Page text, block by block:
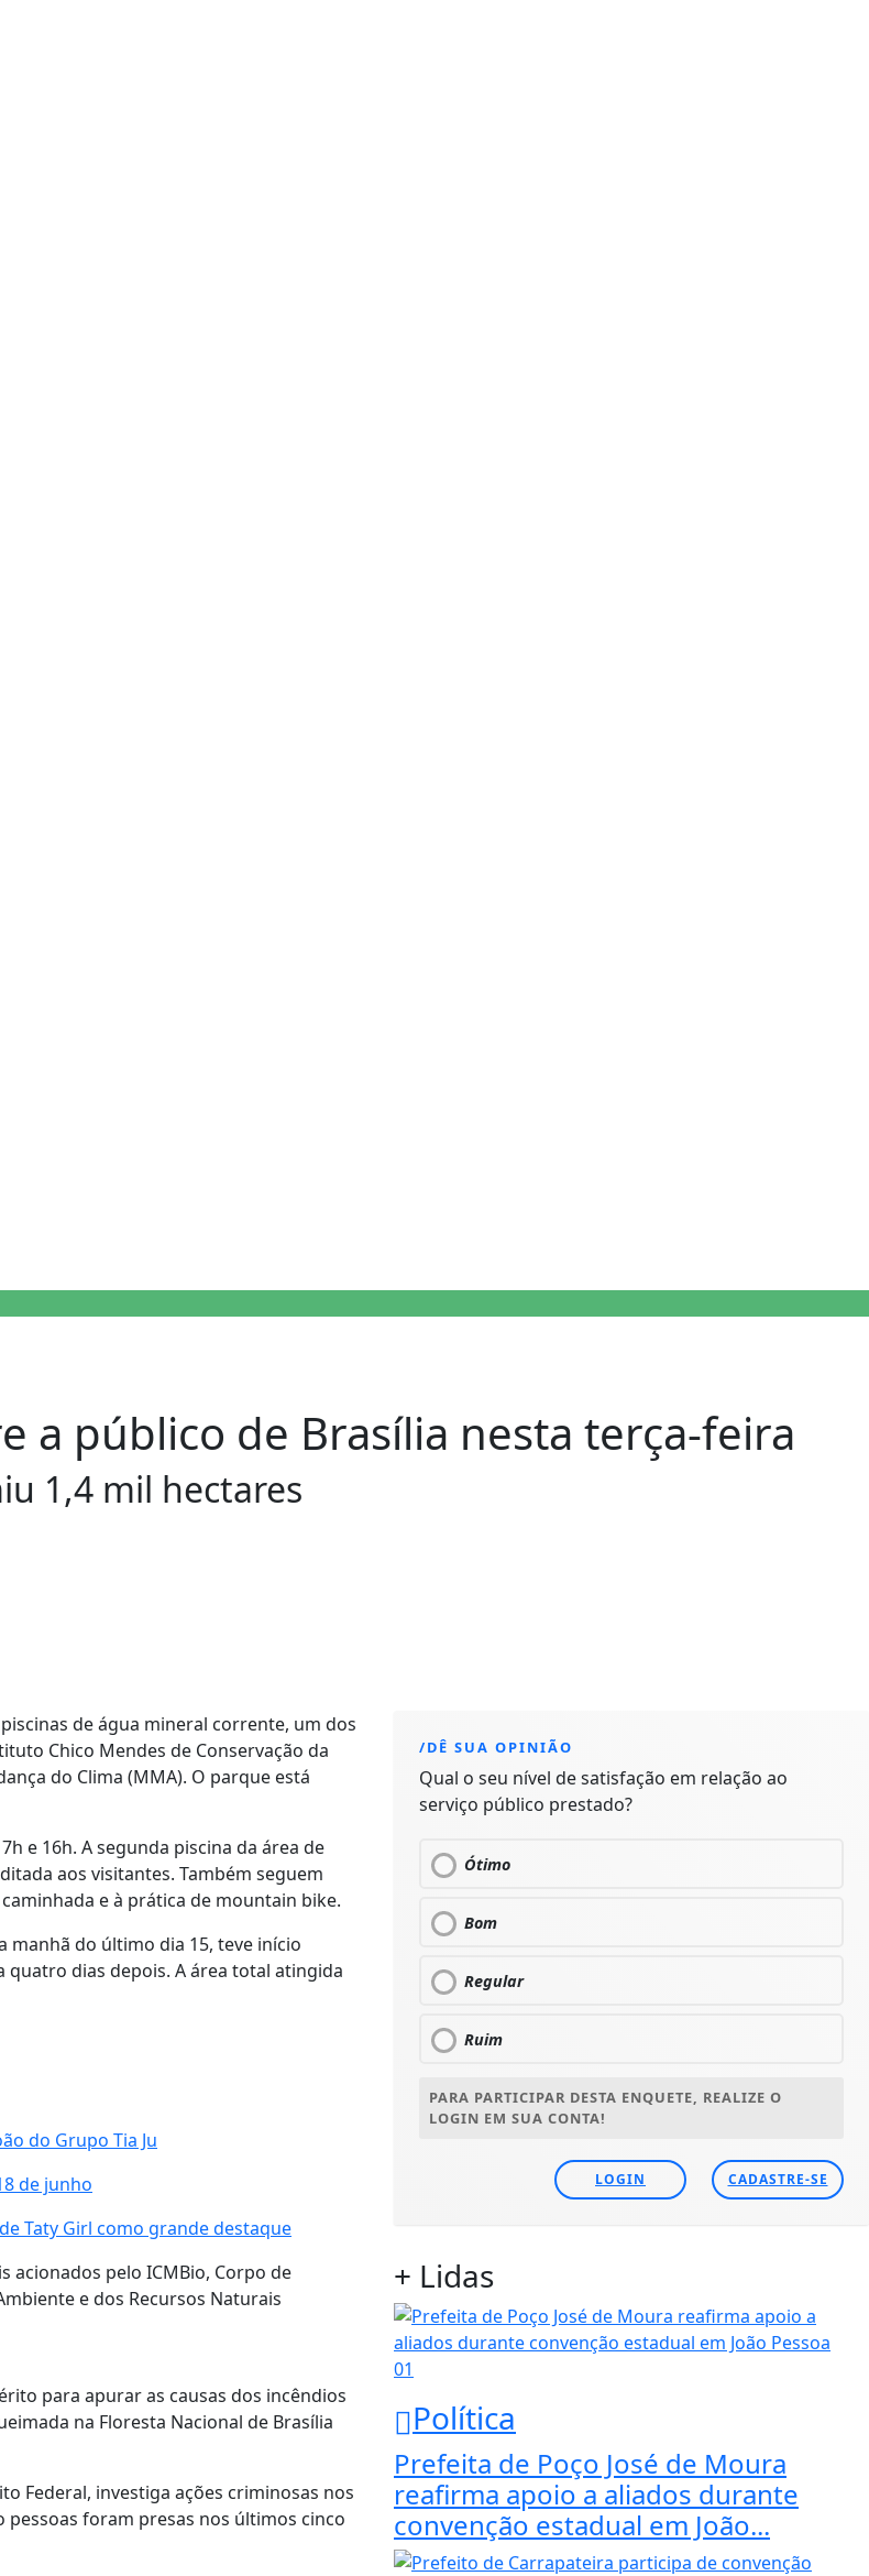
a público de Brasília nesta terça-feira
1,4 mil hectares
de água mineral corrente, um dos
Chico Mendes de Conservação da
do Clima (MMA). O parque está
e 16h. A segunda piscina da área de
aos visitantes. Também seguem
e à prática de mountain bike.
manhã do último dia 15, teve início
dias depois. A área total atingida
do Grupo Tia Ju
de junho
Taty Girl como grande destaque
acionados pelo ICMBio, Corpo de
e dos Recursos Naturais
para apurar as causas dos incêndios
na Floresta Nacional de Brasília
Federal, investiga ações criminosas nos
foram presas nos últimos cinco
/DÊ SUA OPINIÃO
Qual o seu nível de satisfação em relação ao
serviço público prestado?
Ótimo
Bom
Regular
Ruim
PARA PARTICIPAR DESTA ENQUETE, REALIZE O
LOGIN EM SUA CONTA!
LOGIN CADASTRE-SE
+ Lidas
01
Política
Prefeita de Poço José de Moura
reafirma apoio a aliados durante
convenção estadual em João...